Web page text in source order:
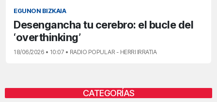
EGUNON BIZKAIA
Desengancha tu cerebro: el bucle del
‘overthinking’
18/06/2026 • 10:07 • RADIO POPULAR - HERRI IRRATIA
CATEGORÍAS